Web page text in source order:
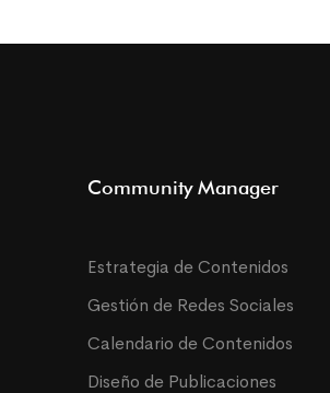
Community Manager
Estrategia de Contenidos
Gestión de Redes Sociales
Calendario de Contenidos
Diseño de Publicaciones